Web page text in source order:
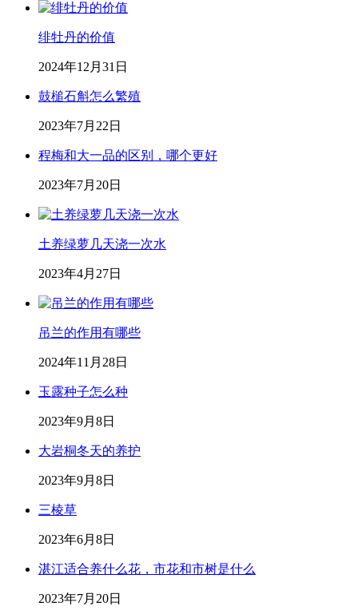
绯牡丹的价值
2024年12月31日
鼓槌石斛怎么繁殖
2023年7月22日
程梅和大一品的区别，哪个更好
2023年7月20日
土养绿萝几天浇一次水
2023年4月27日
吊兰的作用有哪些
2024年11月28日
玉露种子怎么种
2023年9月8日
大岩桐冬天的养护
2023年9月8日
三棱草
2023年6月8日
湛江适合养什么花，市花和市树是什么
2023年7月20日